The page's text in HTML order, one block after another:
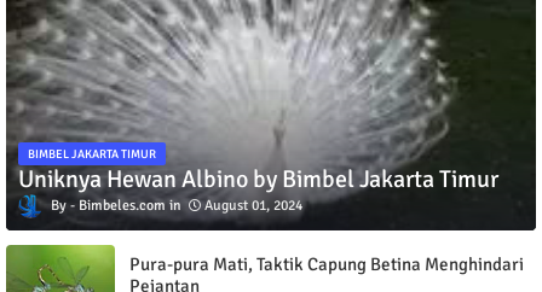
BIMBEL JAKARTA TIMUR
Uniknya Hewan Albino by Bimbel Jakarta Timur
Bimbeles.com August 01, 2024
Pura-pura Mati, Taktik Capung Betina Menghindari
Pejantan